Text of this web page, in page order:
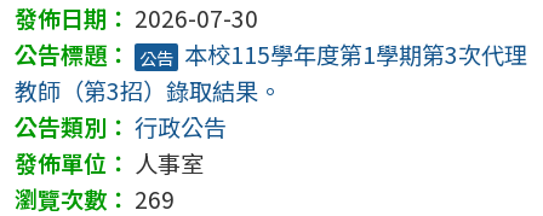
2026-07-30
公告 本校115學年度第1學期第3次代理
教師（第3招）錄取結果。
行政公告
人事室
269